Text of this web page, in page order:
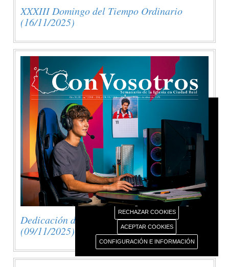
XXXIII Domingo del Tiempo Ordinario
(16/11/2025)
Dedicación de la Basílica de Letrán
(09/11/2025)
AVISO USO DE COOKIES
Este portal web únicamente utiliza cookies propias
con finalidad técnica, no recaba ni cede datos de
carácter personal de los usuarios sin su
conocimiento.
Sin embargo, contiene enlaces a sitios web de
terceros con políticas de privacidad ajenas este
portal web que usted podrá decidir si acepta o no
cuando acceda a ellos.
Más información sobre el uso de nuestras cookies.
RECHAZAR COOKIES
ACEPTAR COOKIES
CONFIGURACIÓN E INFORMACIÓN